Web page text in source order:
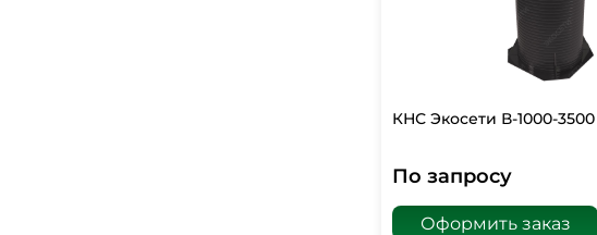
КНС Экосети В-1000-3500
По запросу
Оформить заказ